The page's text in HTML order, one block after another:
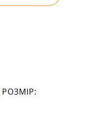
РОЗМІР: